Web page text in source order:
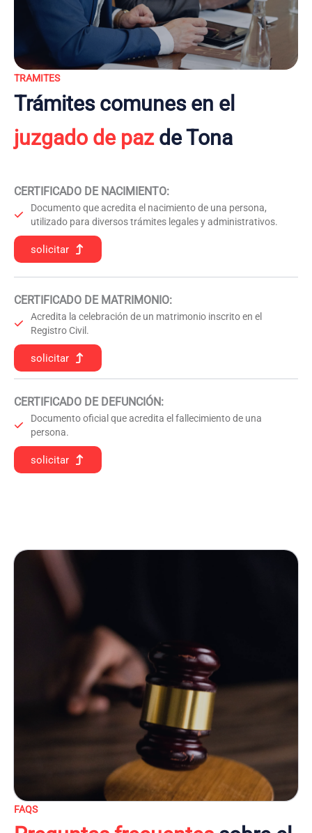
TRAMITES
Trámites comunes en el
juzgado de pazde Tona
CERTIFICADO DE NACIMIENTO:
Documento que acredita el nacimiento de una persona,
utilizado para diversos trámites legales y administrativos.
solicitar
CERTIFICADO DE MATRIMONIO:
Acredita la celebración de un matrimonio inscrito en el
Registro Civil.
solicitar
CERTIFICADO DE DEFUNCIÓN:
Documento oficial que acredita el fallecimiento de una
persona.
solicitar
FAQS